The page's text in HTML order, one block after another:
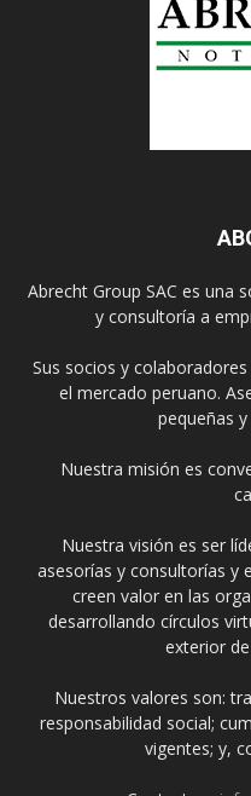
Abrecht Group SAC es una
y consultoría a
Sus socios y
el mercado peruano.
pequeñas
Nuestra misión es
Nuestra visión es ser
asesorías y consultorías y
creen valor en las
desarrollando círculos
exterior
Nuestros valores son:
responsabilidad social;
vigentes; y,